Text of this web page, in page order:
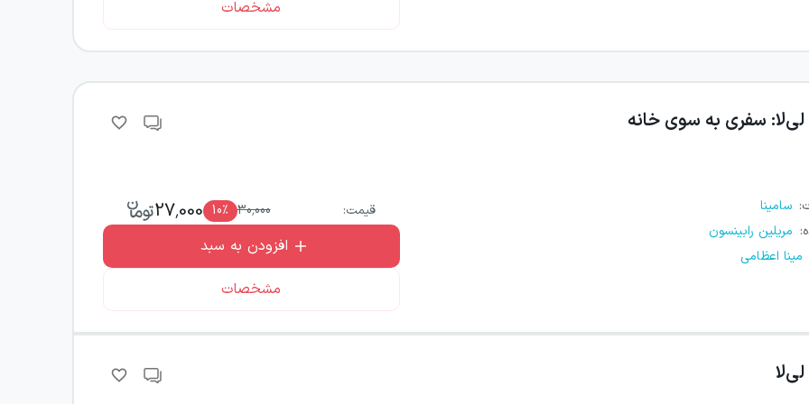
مشخصات
لی‌لا: سفری به سوی خانه
: سامینا
: مریلین رابینسون
مینا اعظامی
قیمت: 30,000
10٪ 27,000
افزودن به سبد
مشخصات
لی‌لا